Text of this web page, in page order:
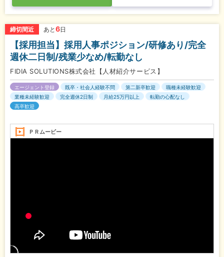
締切間近 あと 6日
【採用担当】採用人事ポジション/研修あり/完全
週休二日制/残業少なめ/転勤なし
FIDIA SOLUTIONS株式会社【人材紹介サービス】
エージェント登録 既卒・社会人経験不問 第二新卒歓迎
職種未経験歓迎
業種未経験歓迎
完全週休2日制 月給25万円以上
転勤の心配なし
高卒歓迎
ＰＲムービー